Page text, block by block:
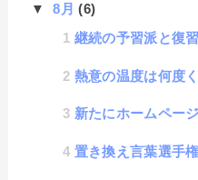
▼8月(6)
継続の予習派と復
熱意の温度は何度
新たにホームページを作ったら客がど
置き換え言葉選手